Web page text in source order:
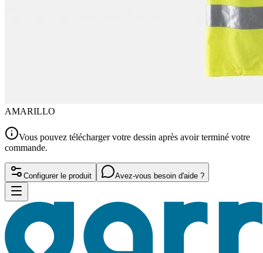
AMARILLO
Vous pouvez télécharger votre dessin après avoir terminé votre
commande.
Configurer le produit Avez-vous besoin d'aide ?